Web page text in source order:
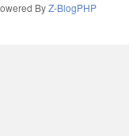
ByZ-BlogPHP